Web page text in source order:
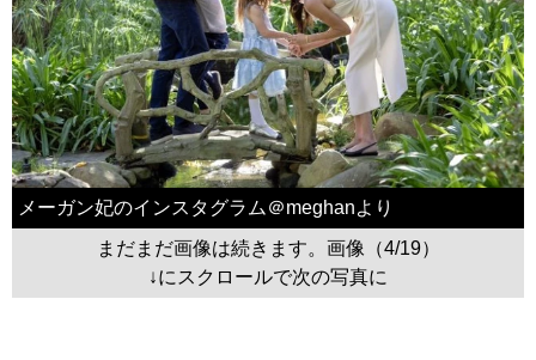
メーガン妃のインスタグラム＠meghanより
まだまだ画像は続きます。画像（4/19）
↓にスクロールで次の写真に